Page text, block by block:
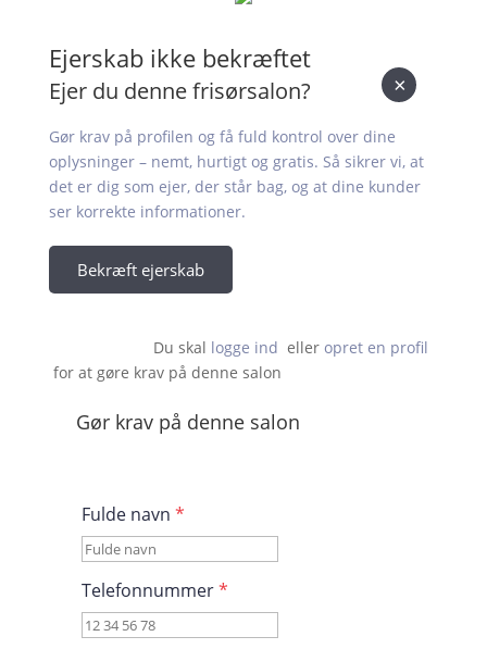
Ejerskab ikke bekræftet
Ejer du denne frisørsalon?
Gør krav på profilen og få fuld kontrol over dine
oplysninger – nemt, hurtigt og gratis. Så sikrer vi, at
det er dig som ejer, der står bag, og at dine kunder
ser korrekte informationer.
Bekræft ejerskab
Du skal logge ind eller opret en profil
for at gøre krav på denne salon
Gør krav på denne salon
×
Fulde navn *
Telefonnummer*